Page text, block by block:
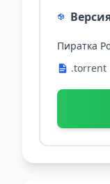
Пиратка
.torrent